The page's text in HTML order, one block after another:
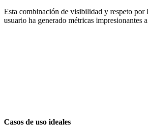
Esta combinación de visibilidad y respeto por
usuario ha generado métricas impresionantes
Casos de uso ideales